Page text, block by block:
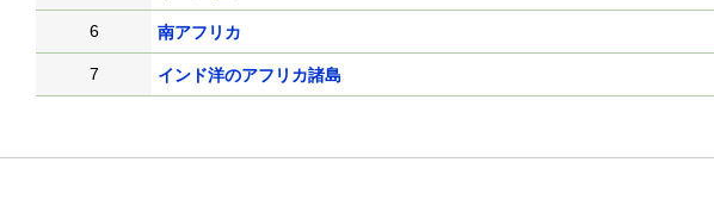
6 南アフリカ
7 インド洋のアフリカ諸島